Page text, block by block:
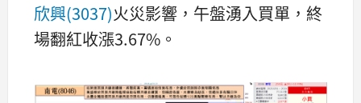
欣興(3037)火災影響，午盤湧入買單，終
場翻紅收漲3.67%。